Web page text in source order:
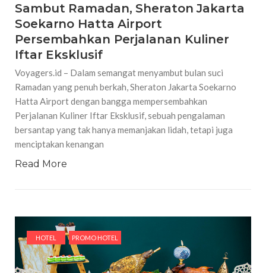
Sambut Ramadan, Sheraton Jakarta
Soekarno Hatta Airport
Persembahkan Perjalanan Kuliner
Iftar Eksklusif
Voyagers.id – Dalam semangat menyambut bulan suci
Ramadan yang penuh berkah, Sheraton Jakarta Soekarno
Hatta Airport dengan bangga mempersembahkan
Perjalanan Kuliner Iftar Eksklusif, sebuah pengalaman
bersantap yang tak hanya memanjakan lidah, tetapi juga
menciptakan kenangan
Read More
HOTEL PROMO HOTEL